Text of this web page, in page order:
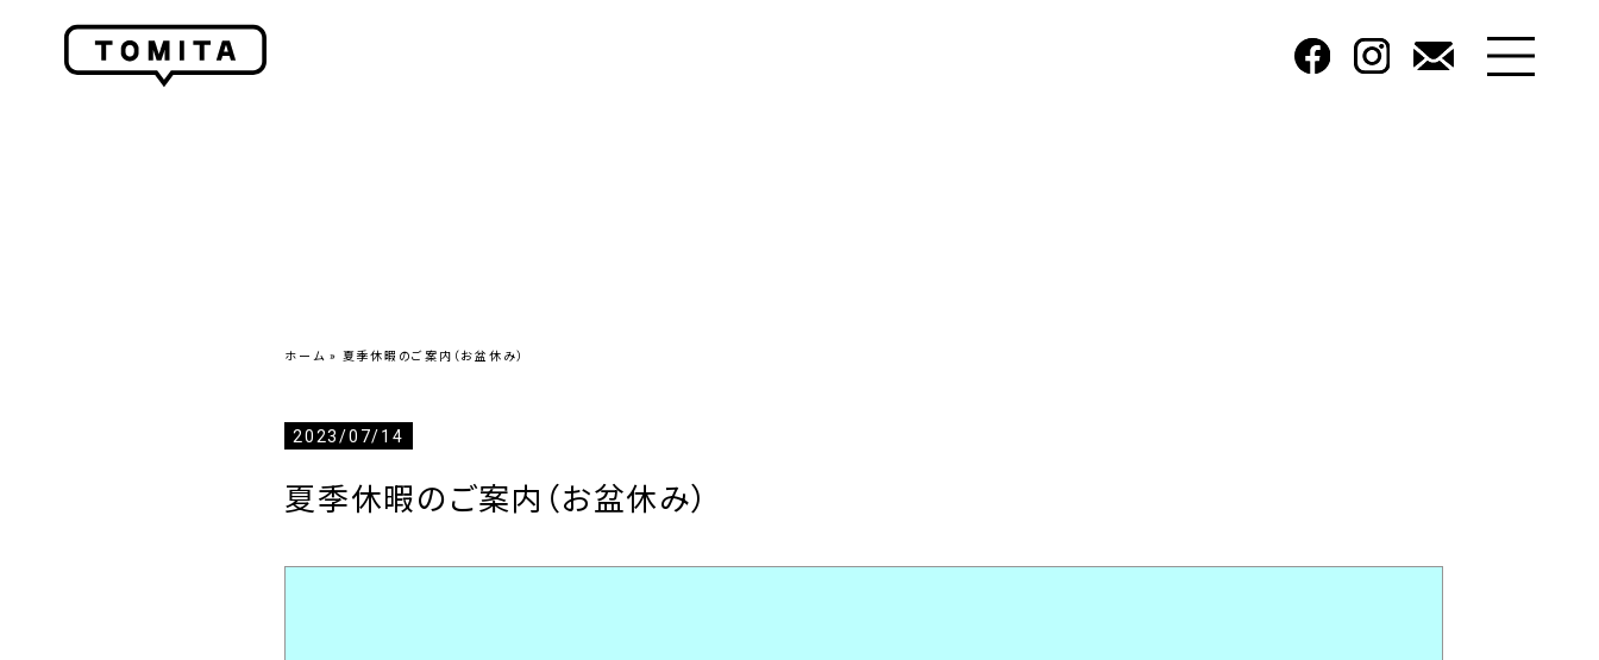
ホーム » 夏季休暇のご案内（お盆休み）
2023/07/14
夏季休暇のご案内（お盆休み）